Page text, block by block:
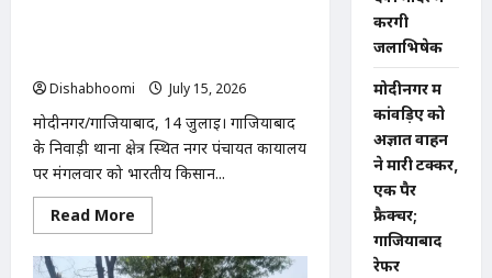
रेस्क्यू
Dishabhoomi
July 15, 2026
मोदीनगर/गाजियाबाद, 14 जुलाई। गाजियाबाद
के निवाड़ी थाना क्षेत्र स्थित नगर पंचायत कार्यालय
पर मंगलवार को भारतीय किसान...
Read More
more
निवाड़ी
करेंगी
जलाभिषेक
मोदीनगर में
कांवड़िए को
अज्ञात वाहन
ने मारी टक्कर,
एक पैर
फ्रैक्चर;
गाजियाबाद
रेफर